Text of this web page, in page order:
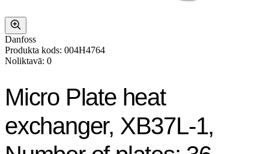
Danfoss
Produkta kods: 004H4764
Noliktavā: 0
Micro Plate heat
exchanger, XB37L-1,